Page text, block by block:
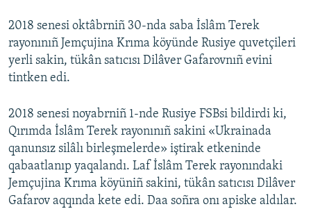
2018 senesi oktâbrniñ 30-nda saba İslâm Terek
rayonınıñ Jemçujina Krıma köyünde Rusiye quvetçileri
yerli sakin, tükân satıcısı Dilâver Gafarovnıñ evini
tintken edi.
2018 senesi noyabrniñ 1-nde Rusiye FSBsi bildirdi ki,
Qırımda İslâm Terek rayonınıñ sakini «Ukrainada
qanunsız silâlı birleşmelerde» iştirak etkeninde
qabaatlanıp yaqalandı. Laf İslâm Terek rayonındaki
Jemçujina Krıma köyüniñ sakini, tükân satıcısı Dilâver
Gafarov aqqında kete edi. Daa soñra onı apiske aldılar.